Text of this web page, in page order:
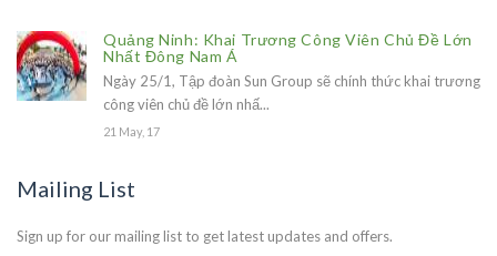
Quảng Ninh: Khai Trương Công Viên Chủ Đề Lớn
Nhất Đông Nam Á
Ngày 25/1, Tập đoàn Sun Group sẽ chính thức khai trương
công viên chủ đề lớn nhấ...
21 May, 17
Mailing List
Sign up for our mailing list to get latest updates and offers.